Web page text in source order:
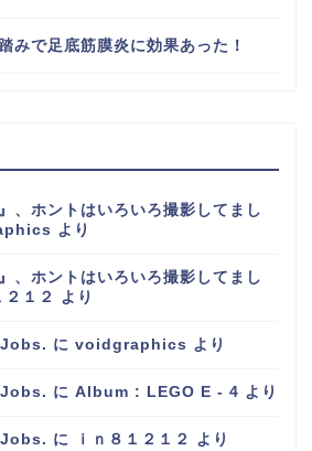
みで足底筋膜炎に効果あった！
、ホントはいろいろ撮影してまし
より
、ホントはいろいろ撮影してまし
２１２ より
に voidgraphics より
に Album : LEGO E - 4 より
に ｉｎ８１２１２ より